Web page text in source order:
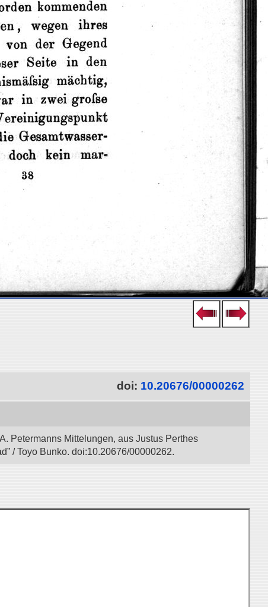
doi: 10.20676/00000262
Petermanns Mittelungen, aus Justus Perthes
/ Toyo Bunko. doi:10.20676/00000262.